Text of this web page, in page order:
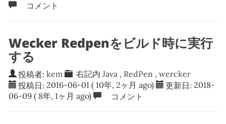
コメント
Wecker Redpenをビルド時に実行
する
投稿者: kem 右記内Java , RedPen ,wercker
投稿日: 2016-06-01 ( 10年, 2ヶ月 ago) 更新日: 2018-
06-09 ( 8年, 1ヶ月 ago) コメント